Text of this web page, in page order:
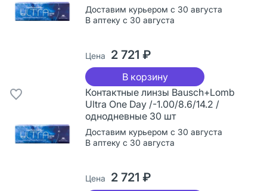
Доставим курьером с 30 августа
В аптеку с 30 августа
Цена 2 721 ₽
В корзину
Контактные линзы Bausch+Lomb
Ultra One Day /-1.00/8.6/14.2 /
однодневные 30 шт
Доставим курьером с 30 августа
В аптеку с 30 августа
Цена 2 721 ₽